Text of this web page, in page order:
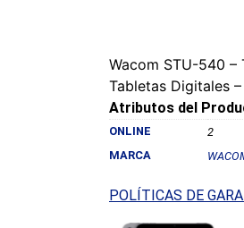
Wacom STU-540 –
Tabletas Digitales
Atributos del
ONLINE
2
MARCA
POLÍTICAS DE